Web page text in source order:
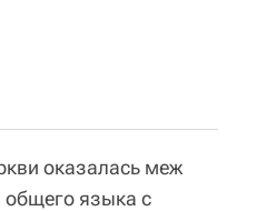
оказалась меж
общего языка с